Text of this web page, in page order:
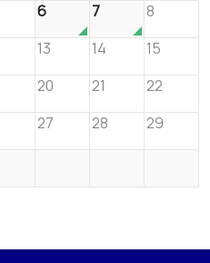
6 7
8
13 14
15
20 21
22
27 28
29